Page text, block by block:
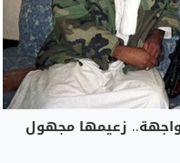
زعيمها مجهول